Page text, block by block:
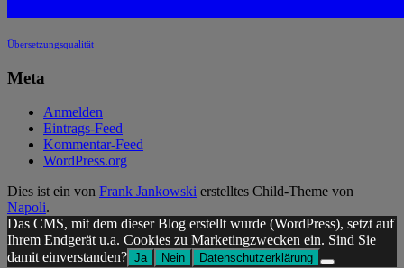
Übersetzungsqualität
Meta
Anmelden
Eintrags-Feed
Kommentar-Feed
WordPress.org
Dies ist ein von Frank Jankowski erstelltes Child-Theme von
Napoli.
Das CMS, mit dem dieser Blog erstellt wurde (WordPress), setzt auf
Ihrem Endgerät u.a. Cookies zu Marketingzwecken ein. Sind Sie
damit einverstanden? Ja Nein Datenschutzerklärung